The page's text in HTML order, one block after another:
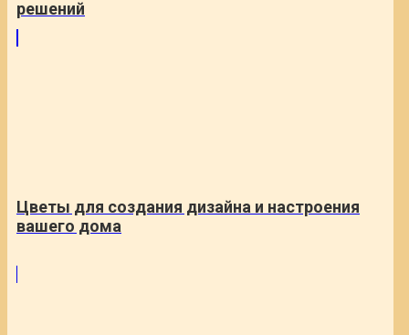
решений
Цветы для создания дизайна и настроения
вашего дома